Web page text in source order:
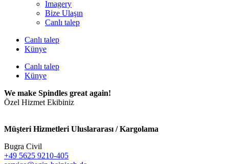
Imagery
Bize Ulaşın
Canlı talep
Canlı talep
Künye
Canlı talep
Künye
We make Spindles great again!
Özel Hizmet Ekibiniz
Müşteri Hizmetleri Uluslararası / Kargolama
Bugra Civil
+49 5625 9210-405